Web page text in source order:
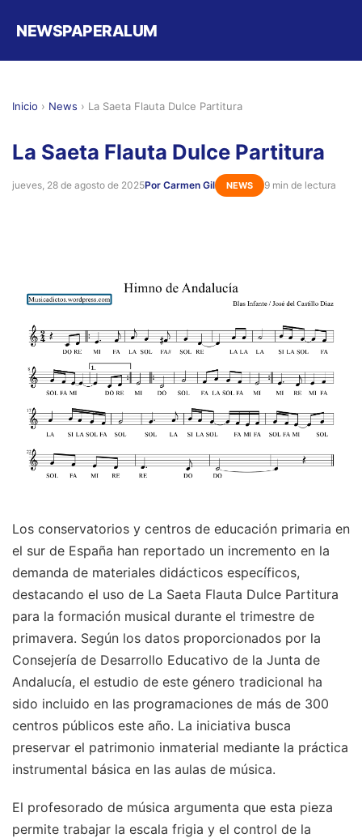
NEWSPAPERALUM
Inicio › News › La Saeta Flauta Dulce Partitura
La Saeta Flauta Dulce Partitura
jueves, 28 de agosto de 2025Por Carmen Gil NEWS 9 min de lectura
Los conservatorios y centros de educación primaria en
el sur de España han reportado un incremento en la
demanda de materiales didácticos específicos,
destacando el uso de La Saeta Flauta Dulce Partitura
para la formación musical durante el trimestre de
primavera. Según los datos proporcionados por la
Consejería de Desarrollo Educativo de la Junta de
Andalucía, el estudio de este género tradicional ha
sido incluido en las programaciones de más de 300
centros públicos este año. La iniciativa busca
preservar el patrimonio inmaterial mediante la práctica
instrumental básica en las aulas de música.
El profesorado de música argumenta que esta pieza
permite trabajar la escala frigia y el control de la